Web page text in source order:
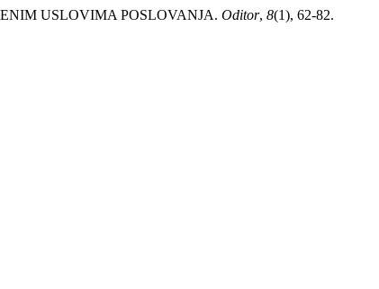
USLOVIMA POSLOVANJA. Oditor, 8(1), 62-82.